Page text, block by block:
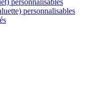
personnalisables
personnalisables